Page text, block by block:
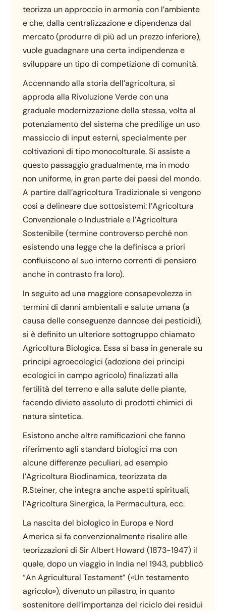
teorizza un approccio in armonia con l’ambiente
e che, dalla centralizzazione e dipendenza dal
mercato (produrre di più ad un prezzo inferiore),
vuole guadagnare una certa indipendenza e
sviluppare un tipo di competizione di comunità.
Accennando alla storia dell’agricoltura, si
approda alla Rivoluzione Verde con una
graduale modernizzazione della stessa, volta al
potenziamento del sistema che predilige un uso
massiccio di input esterni, specialmente per
coltivazioni di tipo monocolturale. Si assiste a
questo passaggio gradualmente, ma in modo
non uniforme, in gran parte dei paesi del mondo.
A partire dall’agricoltura Tradizionale si vengono
così a delineare due sottosistemi: l’Agricoltura
Convenzionale o Industriale e l’Agricoltura
Sostenibile (termine controverso perché non
esistendo una legge che la definisca a priori
confluiscono al suo interno correnti di pensiero
anche in contrasto fra loro).
In seguito ad una maggiore consapevolezza in
termini di danni ambientali e salute umana (a
causa delle conseguenze dannose dei pesticidi),
si è definito un ulteriore sottogruppo chiamato
Agricoltura Biologica. Essa si basa in generale su
principi agroecologici (adozione dei principi
ecologici in campo agricolo) finalizzati alla
fertilità del terreno e alla salute delle piante,
facendo divieto assoluto di prodotti chimici di
natura sintetica.
Esistono anche altre ramificazioni che fanno
riferimento agli standard biologici ma con
alcune differenze peculiari, ad esempio
l’Agricoltura Biodinamica, teorizzata da
R.Steiner, che integra anche aspetti spirituali,
l’Agricoltura Sinergica, la Permacultura, ecc.
La nascita del biologico in Europa e Nord
America si fa convenzionalmente risalire alle
teorizzazioni di Sir Albert Howard (1873-1947) il
quale, dopo un viaggio in India nel 1943, pubblicò
“An Agricultural Testament” («Un testamento
agricolo»), divenuto un pilastro, in quanto
sostenitore dell’importanza del riciclo dei residui